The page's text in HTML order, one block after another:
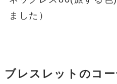
スフィア・プラスネッ